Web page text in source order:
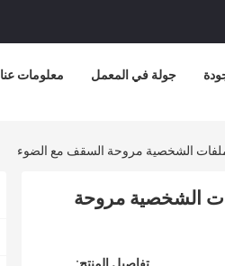
معلومات عنا جولة في المعمل
الشخصية مروحة السقف مع الضوء
الشخصية مروحة